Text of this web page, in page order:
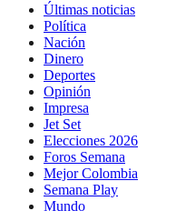
Últimas noticias
Política
Nación
Dinero
Deportes
Opinión
Impresa
Jet Set
Elecciones 2026
Foros Semana
Mejor Colombia
Semana Play
Mundo